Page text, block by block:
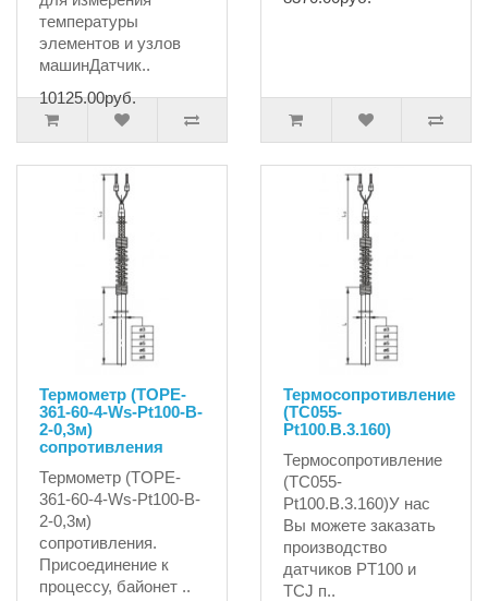
температуры
элементов и узлов
машинДатчик..
10125.00руб.
Термометр (TOPE-
361-60-4-Ws-Pt100-B-
2-0,3м)
сопротивления
Термометр (TOPE-
361-60-4-Ws-Pt100-B-
2-0,3м)
сопротивления.
Присоединение к
процессу, байонет ..
Термосопротивление
(ТС055-
Pt100.B.3.160)
Термосопротивление
(ТС055-
Pt100.B.3.160)У нас
Вы можете заказать
производство
датчиков PT100 и
TCJ п..